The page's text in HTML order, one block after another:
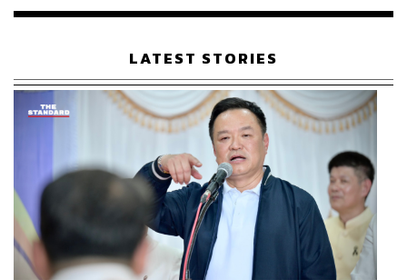
เรือนไทยที่ถูกซุกไว้
LATEST STORIES